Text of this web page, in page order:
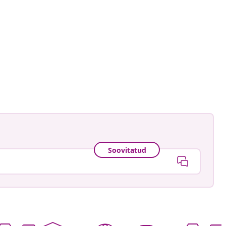
Soovitatud